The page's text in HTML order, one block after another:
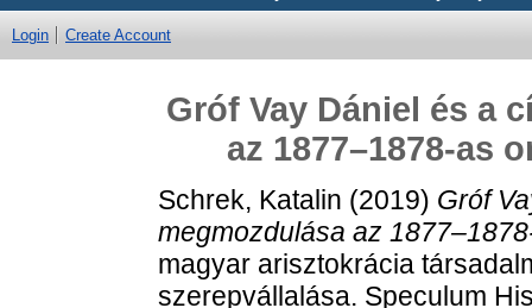
Login Create Account
Gróf Vay Dániel és a
az 1877–1878-as
Schrek, Katalin (2019) Gróf
megmozdulása az
magyar arisztokrácia
szerepvállalása. Speculum